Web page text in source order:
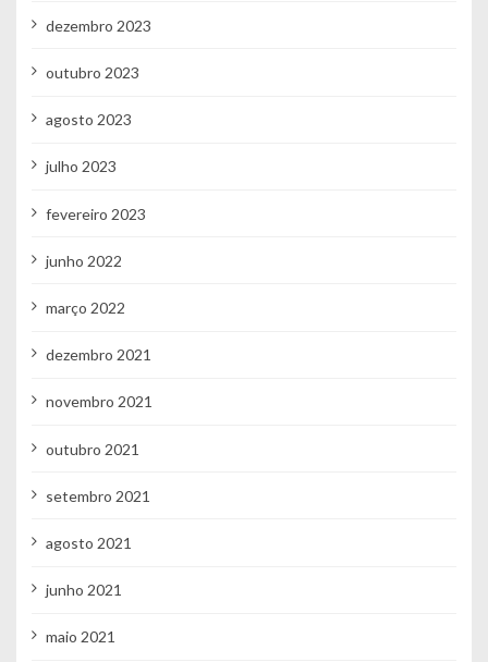
dezembro 2023
outubro 2023
agosto 2023
julho 2023
fevereiro 2023
junho 2022
março 2022
dezembro 2021
novembro 2021
outubro 2021
setembro 2021
agosto 2021
junho 2021
maio 2021